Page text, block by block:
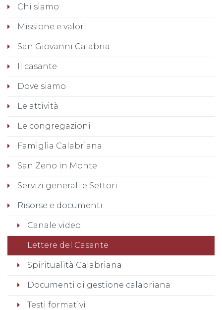
Chi siamo
Missione e valori
San Giovanni Calabria
Il casante
Dove siamo
Le attività
Le congregazioni
Famiglia Calabriana
San Zeno in Monte
Servizi generali e Settori
Risorse e documenti
Canale video
Lettere del Casante
Spiritualità Calabriana
Documenti di gestione calabriana
Testi formativi